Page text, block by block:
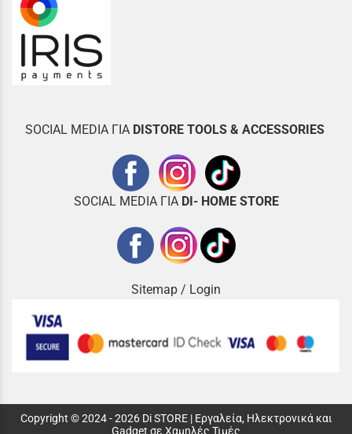
SOCIAL MEDIA ΓΙΑ DISTORE TOOLS & ACCESSORIES
SOCIAL MEDIA ΓΙΑ DI- HOME STORE
Sitemap / Login
Copyright © 2024 - 2026 Di STORE | Εργαλεία, Ηλεκτρονικά και
Gadget σε Χαμηλές Τιμές